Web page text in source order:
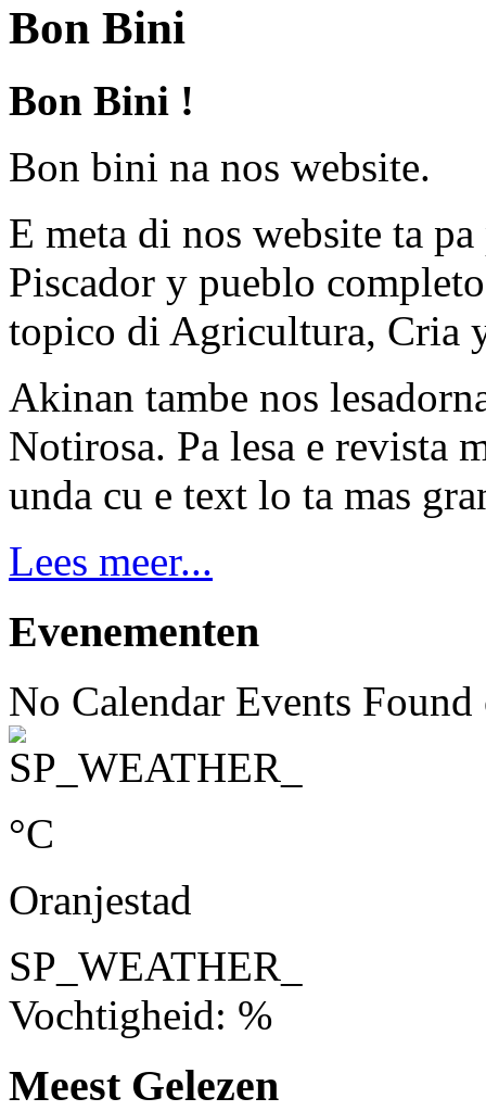
Bon Bini
Bon Bini !
Bon bini na nos website.
E meta di nos website ta
Piscador y pueblo
topico di Agricultura, Cria
Akinan tambe nos
Notirosa. Pa lesa e revista
unda cu e text lo ta mas
Lees meer...
Evenementen
No Calendar Events
°C
Oranjestad
SP_WEATHER_
Vochtigheid: %
Meest Gelezen